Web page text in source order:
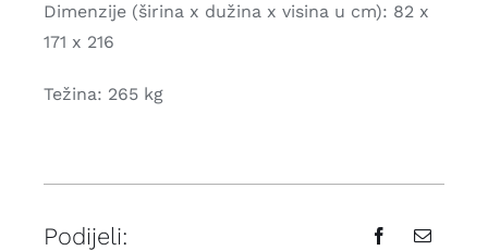
Dimenzije (širina x dužina x visina u cm): 82 x
171 x 216
Težina: 265 kg
Podijeli: